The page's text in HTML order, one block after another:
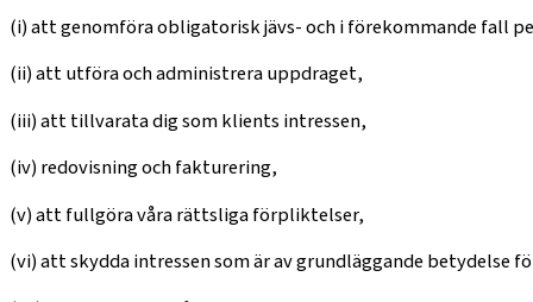
(i) att genomföra obligatorisk jävs- och i förekommande fall
(ii) att utföra och administrera uppdraget,
(iii) att tillvarata dig som klients intressen,
(iv) redovisning och fakturering,
(v) att fullgöra våra rättsliga förpliktelser,
(vi) att skydda intressen som är av grundläggande betydelse